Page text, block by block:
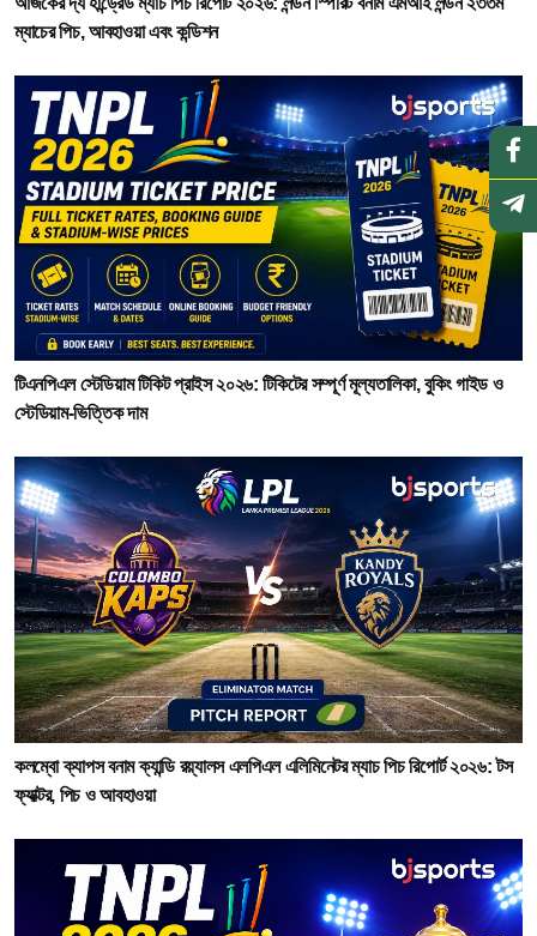
ম্যাচের পিচ, আবহাওয়া এবং কন্ডিশন
টিএনপিএল স্টেডিয়াম টিকিট প্রাইস ২০২৬: টিকিটের সম্পূর্ণ মূল্যতালিকা, বুকিং গাইড ও
স্টেডিয়াম-ভিত্তিক দাম
কলম্বো ক্যাপস বনাম ক্যান্ডি রয়্যালস এলপিএল এলিমিনেটর ম্যাচ পিচ রিপোর্ট ২০২৬: টস
ফ্যাক্টর, পিচ ও আবহাওয়া